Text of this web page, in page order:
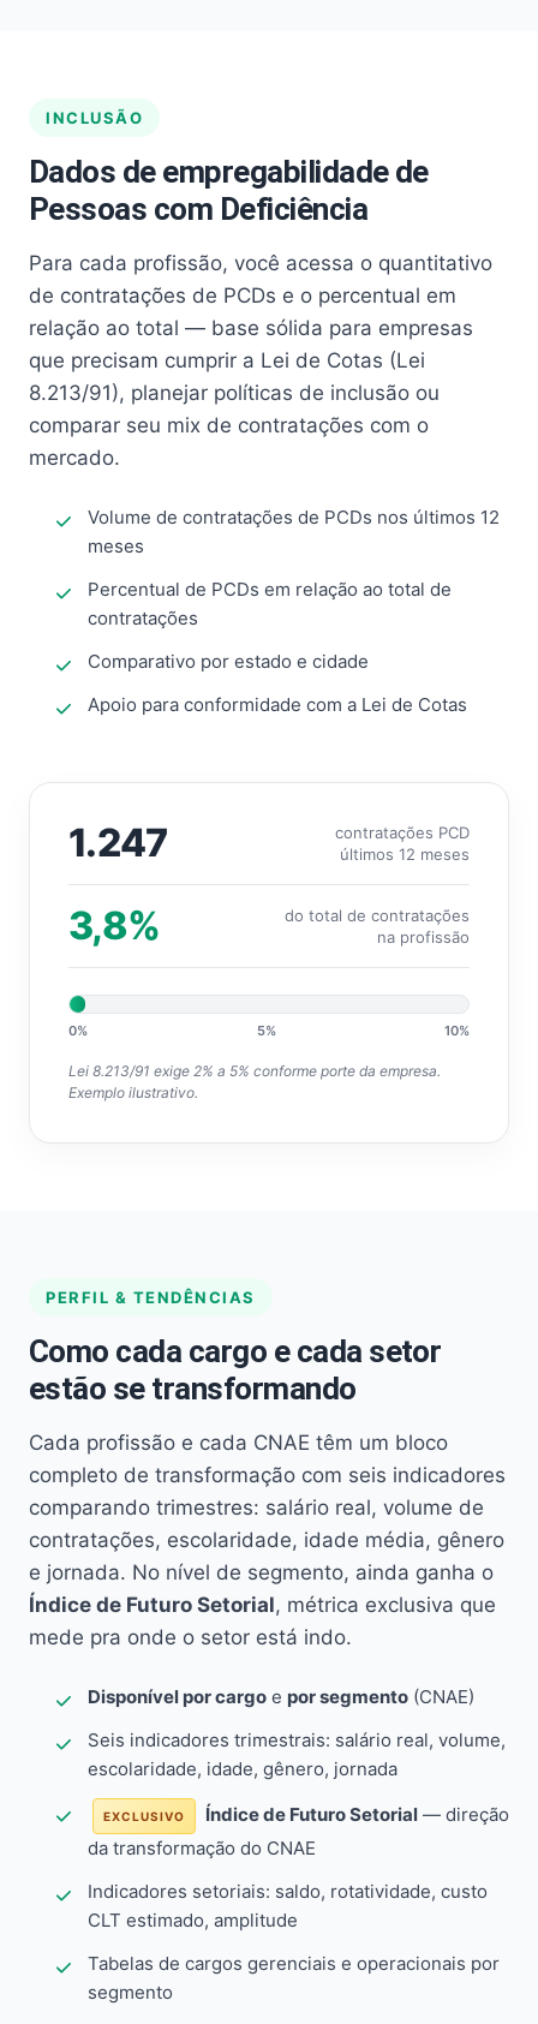
INCLUSÃO
Dados de empregabilidade de
Pessoas com Deficiência
Para cada profissão, você acessa o quantitativo
de contratações de PCDs e o percentual em
relação ao total — base sólida para empresas
que precisam cumprir a Lei de Cotas (Lei
8.213/91), planejar políticas de inclusão ou
comparar seu mix de contratações com o
mercado.
Volume de contratações de PCDs nos últimos 12
meses
Percentual de PCDs em relação ao total de
contratações
Comparativo por estado e cidade
Apoio para conformidade com a Lei de Cotas
1.247
contratações PCD
últimos 12 meses
3,8%
do total de contratações
na profissão
0% 5% 10%
Lei 8.213/91 exige 2% a 5% conforme porte da empresa.
Exemplo ilustrativo.
PERFIL & TENDÊNCIAS
Como cada cargo e cada setor
estão se transformando
Cada profissão e cada CNAE têm um bloco
completo de transformação com seis indicadores
comparando trimestres: salário real, volume de
contratações, escolaridade, idade média, gênero
e jornada. No nível de segmento, ainda ganha o
Índice de Futuro Setorial, métrica exclusiva que
mede pra onde o setor está indo.
Disponível por cargo e por segmento (CNAE)
Seis indicadores trimestrais: salário real, volume,
escolaridade, idade, gênero, jornada
EXCLUSIVO Índice de Futuro Setorial — direção
da transformação do CNAE
Indicadores setoriais: saldo, rotatividade, custo
CLT estimado, amplitude
Tabelas de cargos gerenciais e operacionais por
segmento